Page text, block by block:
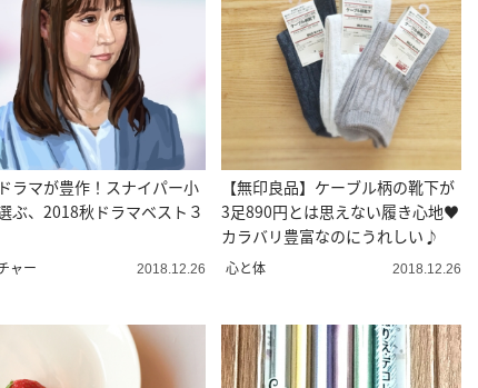
ラマが豊作！スナイパー小
ぶ、2018秋ドラマベスト３
ャー 2018.12.26
【無印良品】ケーブル柄の靴下が
3足890円とは思えない履き心地♥
カラバリ豊富なのにうれしい♪
心と体 2018.12.26